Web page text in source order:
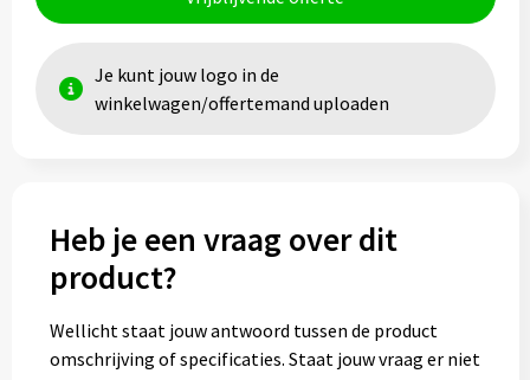
Je kunt jouw logo in de
winkelwagen/offertemand uploaden
Heb je een vraag over dit
product?
Wellicht staat jouw antwoord tussen de product
omschrijving of specificaties. Staat jouw vraag er niet